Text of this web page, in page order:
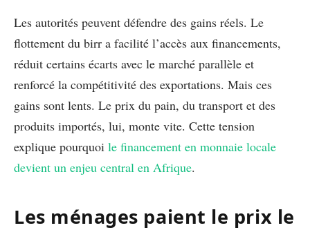
Les autorités peuvent défendre des gains réels. Le
flottement du birr a facilité l’accès aux financements,
réduit certains écarts avec le marché parallèle et
renforcé la compétitivité des exportations. Mais ces
gains sont lents. Le prix du pain, du transport et des
produits importés, lui, monte vite. Cette tension
explique pourquoi le financement en monnaie locale
devient un enjeu central en Afrique.
Les ménages paient le prix le